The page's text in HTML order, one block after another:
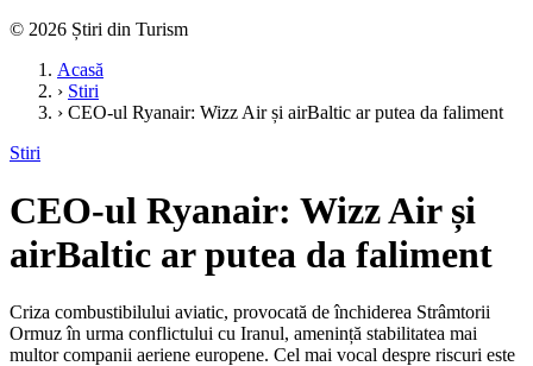
© 2026 Știri din Turism
Acasă
› Stiri
› CEO-ul Ryanair: Wizz Air și airBaltic ar putea da faliment
Stiri
CEO-ul Ryanair: Wizz Air și
airBaltic ar putea da faliment
Criza combustibilului aviatic, provocată de închiderea Strâmtorii
Ormuz în urma conflictului cu Iranul, amenință stabilitatea mai
multor companii aeriene europene. Cel mai vocal despre riscuri este